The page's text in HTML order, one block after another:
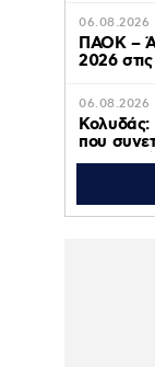
06.08.2026
ΠΑΟΚ –
2026
06.08.2026
Κολυδάς:
που
της
06.08.2026